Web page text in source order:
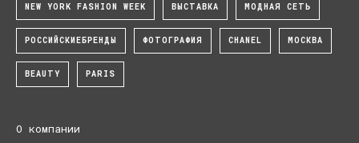
NEW YORK FASHION WEEK ВЫСТАВКА МОДНАЯ СЕТЬ
РОССИЙСКИЕБРЕНДЫ ФОТОГРАФИЯ CHANEL МОСКВА
BEAUTY PARIS
О компании